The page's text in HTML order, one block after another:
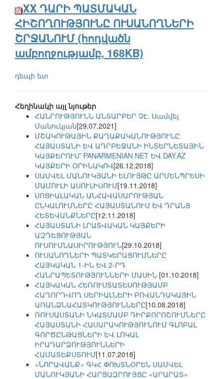
XX ԴԱՐԻ ՊԱՏՄԱԿԱՆ
ՀԻՇՈՂՈՒԹՅՈՒՆԸ ՈՒՍԱՆՈՂՆԵՐԻ
ՇՐՋԱՆՈՒՄ (հոդվածն
ամբողջությամբ, 168KB)
դեպի ետ
Հեղինակի այլ նյութեր
ՀԱՆՐՈՒԹՅՈՒՆՆ ԱՆՏԱՐԲԵՐ ՉԷ. Սամվել
Մանուկյան[29.07.2021]
ՄՇԱԿՈՒԹԱՅԻՆ ՔԱՂԱՔԱԿԱՆՈՒԹՅՈՒՆԸ
ՀԱՅԱՍՏԱՆԻ ԵՎ ԱԴՐԲԵՋԱՆԻ ԻՆՏԵՐՆԵՏԱՅԻՆ
ԿԱՅՔԵՐՈՒՄ՝ PANARMENIAN.NET ԵՎ DAY.AZ
ԿԱՅՔԵՐԻ ՕՐԻՆԱԿՈՎ[26.12.2018]
ՍԱՄՎԵԼ ՄԱՆՈՒԿՅԱՆԻ ԵԼՈՒՅԹԸ ԱՐՄԵՆՊՐԵՍԻ
ՄԱՄՈՒԼԻ ԱՍՈՒԼԻՍՈՒՄ[19.11.2018]
ՍՈՑԻԱԼԱԿԱՆ ԱՆՀԱՎԱՍԱՐՈՒԹՅԱՆ
ԸՆԿԱԼՈՒՄՆԵՐԸ ՀԱՅԱՍՏԱՆՈՒՄ ԵՎ ԴՐԱՆՑ
ՀԵՏԵՎԱՆՔՆԵՐԸ[12.11.2018]
ՀԱՅԱՍՏԱՆԻ ԼՐԱՏՎԱԿԱՆ ԿԱՅՔԵՐԻ
ԱԶԴԵՑՈՒԹՅԱՆ
ՈՒՍՈՒՄՆԱՍԻՐՈՒԹՅՈՒՆ[29.10.2018]
ՈՒՍԱՆՈՂՆԵՐԻ ՊԱՏԿԵՐԱՑՈՒՄՆԵՐԸ
ՀԱՅԿԱԿԱՆ 1-ԻՆ ԵՎ 2-ՐԴ
ՀԱՆՐԱՊԵՏՈՒԹՅՈՒՆՆԵՐԻ ՄԱՍԻՆ [01.10.2018]
ՀԱՅԿԱԿԱՆ ՀԵՌՈՒՍՏԱՏԵՍՈՒԹՅԱՄԲ
ՀԱՂՈՐԴՎՈՂ ՍԵՐԻԱԼՆԵՐԻ ԲՈՎԱՆԴԱԿԱՅԻՆ
ԱՌԱՆՁՆԱՀԱՏԿՈՒԹՅՈՒՆՆԵՐԸ[10.08.2018]
ՌՈՒՍԱՍՏԱՆԻ ՆԿԱՏՄԱՄԲ ԴԻՐՔՈՐՈՇՈՒՄՆԵՐԸ
ՀԱՅԱՍՏԱՆԻ ՀԱՍԱՐԱԿՈՒԹՅՈՒՆՈՒՄ ԳԼՈԲԱԼ
ԳՈՐԾԸՆԹԱՑՆԵՐԻ ԵՎ ԼՈԿԱԼ
ԻՐԱԴԱՐՁՈՒԹՅՈՒՆՆԵՐԻ
ՀԱՄԱՏԵՔՍՏՈՒՄ[11.07.2018]
«ՆՈՐԱՎԱՆՔ» ԳԿՀ ՓՈԽՏՆՕՐԵՆ ՍԱՄՎԵԼ
ՄԱՆՈՒԿՅԱՆԻ ՀԱՐՑԱԶՐՈՒՅՑԸ «ԱՐԱՐԱՏ»